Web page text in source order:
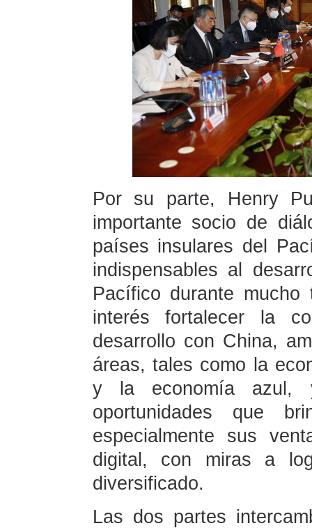
Por su parte, Henry
importante socio de
países insulares del
indispensables al
Pacífico durante
interés fortalecer la
desarrollo con China,
áreas, tales como la
y la economía azul,
oportunidades que
especialmente sus
digital, con miras a
diversificado.
Las dos partes